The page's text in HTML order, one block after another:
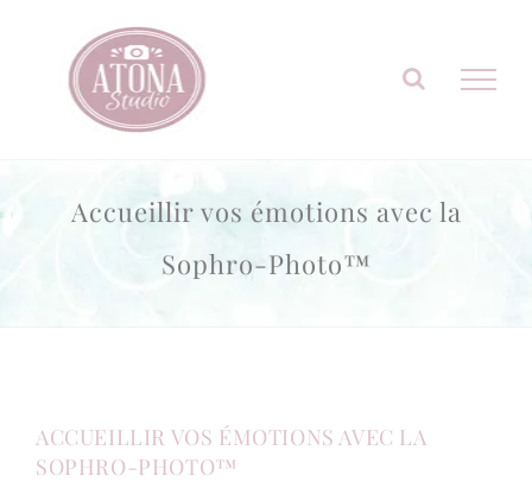
contenu
Accueillir vos émotions avec la
Sophro-Photo™
ACCUEILLIR VOS ÉMOTIONS AVEC LA
SOPHRO-PHOTO™